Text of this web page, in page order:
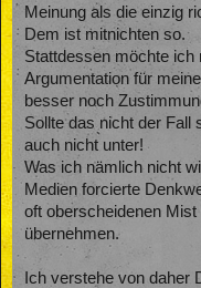
Meinung als die einzig
Dem ist mitnichten so.
Stattdessen möchte ich
Argumentation für
besser noch
Sollte das nicht der Fall
auch nicht unter!
Was ich nämlich nicht
Medien forcierte
oft oberscheidenen
übernehmen.
Ich verstehe von daher